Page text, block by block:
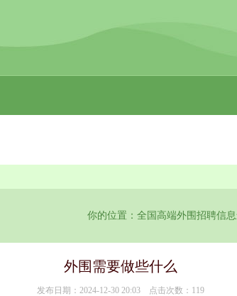
你的位置： 全国高端外围招聘信
外围需要做些什么
发布日期：2024-12-30 20:03 点击次数：119